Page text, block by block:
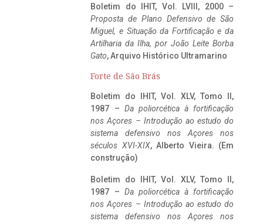
Boletim do IHIT, Vol. LVIII, 2000 –
Proposta de Plano Defensivo de São
Miguel, e Situação da Fortificação e da
Artilharia da Ilha, por João Leite Borba
Gato, Arquivo Histórico Ultramarino
Forte de São Brás
Boletim do IHIT, Vol. XLV, Tomo II,
1987 – Da poliorcética à fortificação
nos Açores – Introdução ao estudo do
sistema defensivo nos Açores nos
séculos XVI-XIX, Alberto Vieira. (Em
construção)
Boletim do IHIT, Vol. XLV, Tomo II,
1987 – Da poliorcética à fortificação
nos Açores – Introdução ao estudo do
sistema defensivo nos Açores nos